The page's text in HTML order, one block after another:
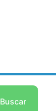
Buscar